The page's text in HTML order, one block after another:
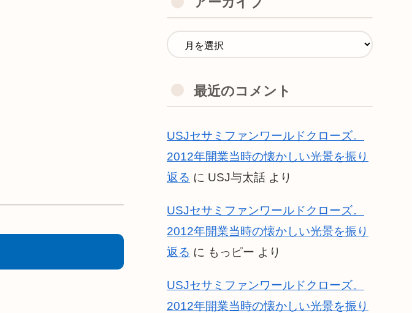
最近のコメント
USJセサミファンワールドクローズ。
2012年開業当時の懐かしい光景を振り
返る に USJ与太話 より
USJセサミファンワールドクローズ。
2012年開業当時の懐かしい光景を振り
返る に もっピー より
USJセサミファンワールドクローズ。
2012年開業当時の懐かしい光景を振り